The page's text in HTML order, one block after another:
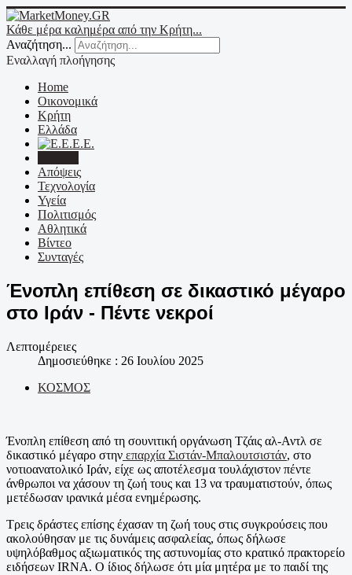
Κάθε μέρα καλημέρα από την Κρήτη...
Αναζήτηση...
Εναλλαγή πλοήγησης
Home
Οικονομικά
Κρήτη
Ελλάδα
Ε.Ε.
Απόψεις
Τεχνολογία
Υγεία
Πολιτισμός
Αθλητικά
Βίντεο
Συνταγές
Ένοπλη επίθεση σε δικαστικό μέγαρο
στο Ιράν - Πέντε νεκροί
Λεπτομέρειες
Δημοσιεύθηκε : 26 Ιουλίου 2025
ΚΟΣΜΟΣ
Ένοπλη επίθεση από τη σουνιτική οργάνωση Τζάις αλ-Αντλ σε
δικαστικό μέγαρο στην επαρχία Σιστάν-Μπαλουτσιστάν, στο
νοτιοανατολικό Ιράν, είχε ως αποτέλεσμα τουλάχιστον πέντε
άνθρωποι να χάσουν τη ζωή τους και 13 να τραυματιστούν, όπως
μετέδωσαν ιρανικά μέσα ενημέρωσης.
Τρεις δράστες επίσης έχασαν τη ζωή τους στις συγκρούσεις που
ακολούθησαν με τις δυνάμεις ασφαλείας, όπως δήλωσε
υψηλόβαθμος αξιωματικός της αστυνομίας στο κρατικό πρακτορείο
ειδήσεων IRNA. Ο ίδιος δήλωσε ότι μία μητέρα με το παιδί της